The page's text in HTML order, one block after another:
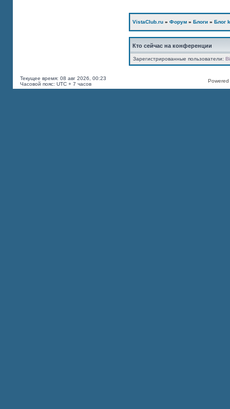
VistaClub.ru » Форум » Блоги » Блог
Кто сейчас на конференции
Зарегистрированные пользователи:
Текущее время: 08 авг 2026, 00:23
Часовой пояс: UTC + 7 часов